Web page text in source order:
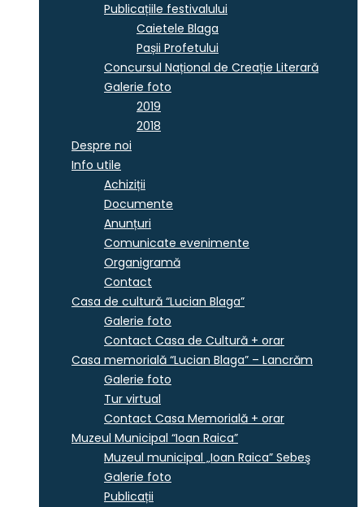
Publicațiile festivalului
Caietele Blaga
Pașii Profetului
Concursul Național de Creație Literară
Galerie foto
2019
2018
Despre noi
Info utile
Achiziții
Documente
Anunțuri
Comunicate evenimente
Organigramă
Contact
Casa de cultură “Lucian Blaga”
Galerie foto
Contact Casa de Cultură + orar
Casa memorială “Lucian Blaga” – Lancrăm
Galerie foto
Tur virtual
Contact Casa Memorială + orar
Muzeul Municipal “Ioan Raica”
Muzeul municipal „Ioan Raica” Sebeş
Galerie foto
Publicații